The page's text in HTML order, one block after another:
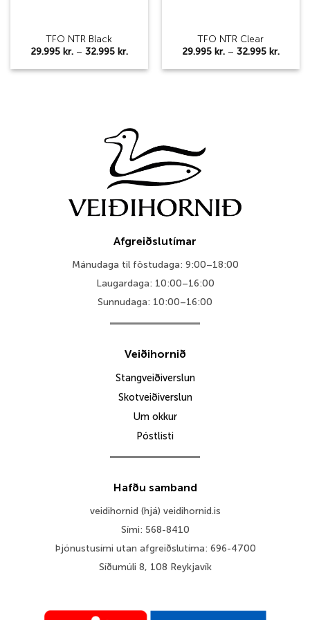
TFO NTR Black
29.995 kr. – 32.995 kr.Price
29.995 kr.
TFO NTR Clear
29.995 kr. – 32.995 kr.Price
Afgreiðslutímar
Mánudaga til föstudaga: 9:00–18:00
Laugardaga: 10:00–16:00
Sunnudaga: 10:00–16:00
Veiðihornið
Stangveiðiverslun
Skotveiðiverslun
Um okkur
Póstlisti
Hafðu samband
veidihornid (hjá) veidihornid.is
Sími: 568-8410
Þjónustusími utan afgreiðslutíma: 696-4700
Síðumúli 8, 108 Reykjavík